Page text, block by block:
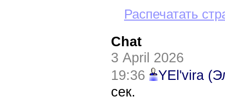
Распечатать
Chat
3 April 2026
19:36
YEl'vira
сек.